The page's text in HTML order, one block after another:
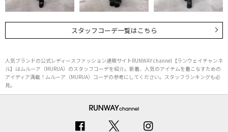
スタッフコーデ一覧はこちら
人気ブランドの公式レディースファッション通販サイトRUNWAY channel【ランウェイチャンネ
ル】はムルーア（MURUA）のスタッフコーデを紹介。新着、人気のアイテムを着こなすための
アイディア満載！ムルーア（MURUA）コーデの参考にしてください。スタッフランキングも必
見。